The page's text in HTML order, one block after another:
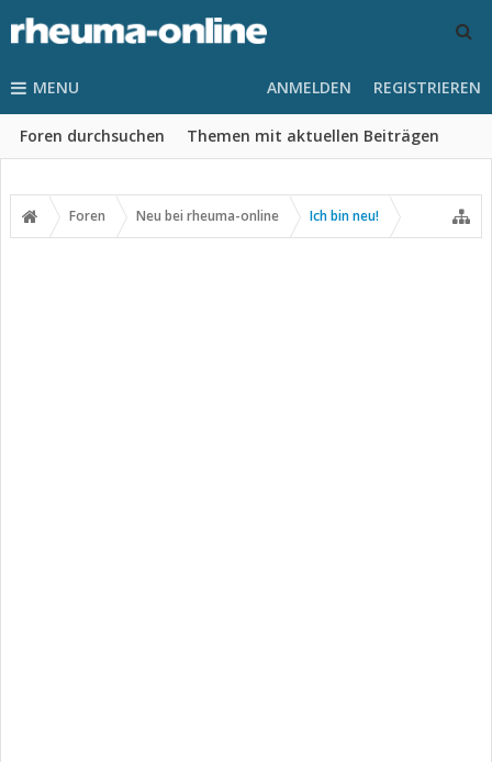
MENU
Foren durchsuchen Themen mit aktuellen Beiträgen
ANMELDEN REGISTRIEREN
Foren Neu bei rheuma-online Ich bin neu!